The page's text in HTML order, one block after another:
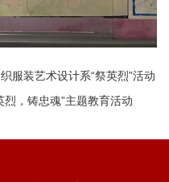
装艺术设计系“祭英烈”活动
，铸忠魂”主题教育活动